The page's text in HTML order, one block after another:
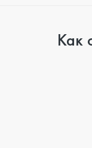
Как